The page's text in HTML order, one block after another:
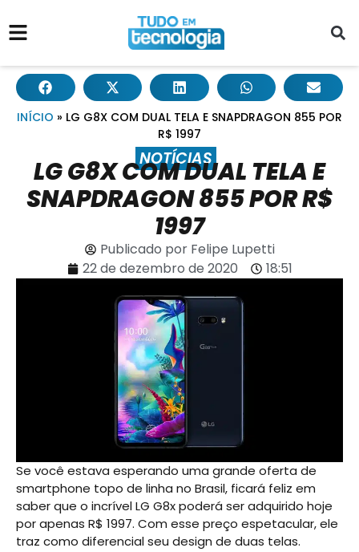
INÍCIO » LG G8X COM DUAL TELA E SNAPDRAGON 855 POR
R$ 1997
NOTÍCIAS
LG G8X COM DUAL TELA E
SNAPDRAGON 855 POR R$
1997
Publicado porFelipe Lupetti
22 de dezembro de 2020
18:51
Se você estava esperando uma grande oferta de
smartphone topo de linha no Brasil, ficará feliz em
saber que o incrível LG G8x poderá ser adquirido hoje
por apenas R$ 1997. Com esse preço espetacular, ele
traz como diferencial seu design de duas telas.